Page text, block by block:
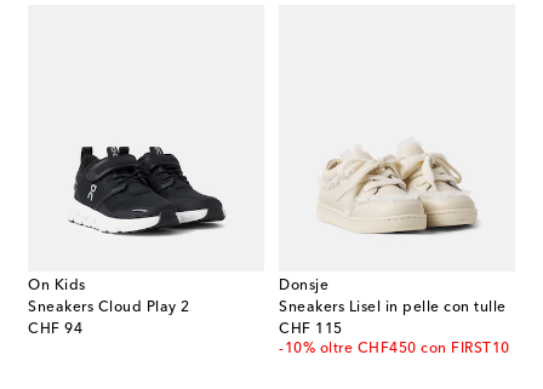
On Kids
Sneakers Cloud Play 2
CHF 94
original price
Donsje
Sneakers Lisel in pelle con tulle
CHF 115
original price
-10% oltre CHF450 con FIRST10